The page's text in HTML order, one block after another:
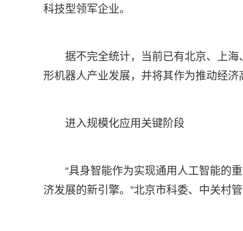
科技型领军企业。
据不完全统计，当前已有北京、上
形机器人产业发展，并将其作为推动经济
进入规模化应用关键阶段
“具身智能作为实现通用人工智能的
济发展的新引擎。”北京市科委、中关村